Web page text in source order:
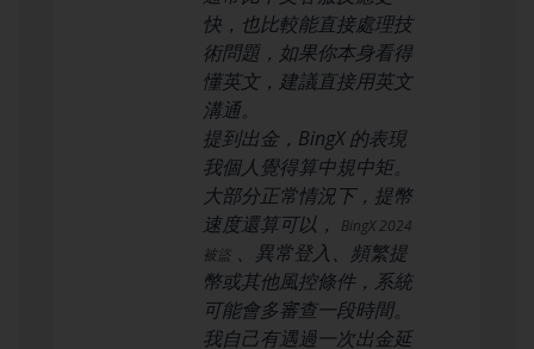
快，也比較能直接處理技
術問題，如果你本身看得
懂英文，建議直接用英文
溝通。
提到出金，BingX 的表現
我個人覺得算中規中矩。
大部分正常情況下，提幣
速度還算可以，
BingX 2024
被盜、異常登入、頻繁提
幣或其他風控條件，系統
可能會多審查一段時間。
我自己有遇過一次出金延